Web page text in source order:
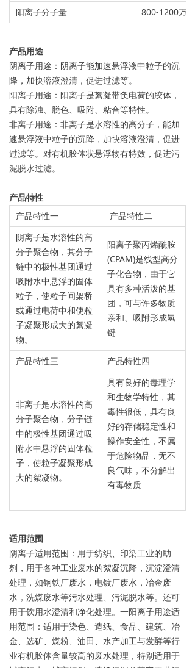
阳离子分子量
800-1200万
产品用途
阴离子用途：阴离子能加速悬浮液中粒子的沉
降，加快溶液澄清，促进过滤等。
阳离子用途：阳离子是絮凝带负电荷的胶体，
具有除浊、脱色、吸附、粘合等特性。
非离子用途：非离子是水溶性的高分子，能加
速悬浮液中粒子的沉降，加快溶液澄清，促进
过滤等。对有机胶体状悬浮物有特效，促进污
泥脱水过滤。
产品特性
产品特性一
产品特性二
阴离子是水溶性的高
分子聚合物，其分子
链中的极性基团通过
吸附水中悬浮的固体
粒子，使粒子间架桥
或通过电荷中和使粒
子凝聚形成大的絮凝
物。
阳离子聚丙烯酰胺
(CPAM)是线型高分
子化合物，由于它
具有多种活泼的基
团，可与许多物质
亲和、吸附形成氢
键
产品特性三 产品特性四
非离子是水溶性的高
分子聚合物，分子链
中的极性基团通过吸
附水中悬浮的固体粒
子，使粒子凝聚形成
大的絮凝物。
具有良好的毒理学
和生物学特性，其
毒性很低，具有良
好的存储稳定性和
操作安全性，不属
于危险物品，无不
良气味，不分解出
有毒物质
适用范围
阴离子适用范围：用于纺织、印染工业的助
剂，用于各种工业废水的絮凝沉降，沉淀澄清
处理，如钢铁厂废水，电镀厂废水，冶金废
水，洗煤废水等污水处理、污泥脱水等。还可
用于饮用水澄清和净化处理。一阳离子用途适
用范围：适用于染色、造纸、食品、建筑、冶
金、选矿、煤粉、油田、水产加工与发酵等行
业有机胶体含量较高的废水处理，特别适用于